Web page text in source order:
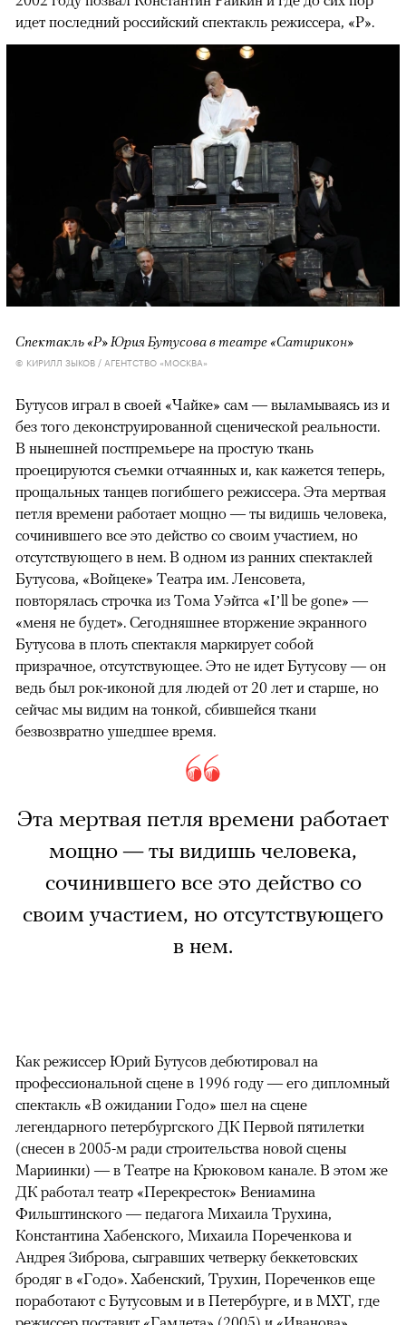
идет последний российский спектакль режиссера, «Р».
Спектакль «Р» Юрия Бутусова в театре «Сатирикон»
© КИРИЛЛ ЗЫКОВ / АГЕНТСТВО «МОСКВА»
Бутусов играл в своей «Чайке» сам — выламываясь из и
без того деконструированной сценической реальности.
В нынешней постпремьере на простую ткань
проецируются съемки отчаянных и, как кажется теперь,
прощальных танцев погибшего режиссера. Эта мертвая
петля времени работает мощно — ты видишь человека,
сочинившего все это действо со своим участием, но
отсутствующего в нем. В одном из ранних спектаклей
Бутусова, «Войцеке» Театра им. Ленсовета,
повторялась строчка из Тома Уэйтса «I’ll be gone» —
«меня не будет». Сегодняшнее вторжение экранного
Бутусова в плоть спектакля маркирует собой
призрачное, отсутствующее. Это не идет Бутусову — он
ведь был рок-иконой для людей от 20 лет и старше, но
сейчас мы видим на тонкой, сбившейся ткани
безвозвратно ушедшее время.
Эта мертвая петля времени работает
мощно — ты видишь человека,
сочинившего все это действо со
своим участием, но отсутствующего
в нем.
Как режиссер Юрий Бутусов дебютировал на
профессиональной сцене в 1996 году — его дипломный
спектакль «В ожидании Годо» шел на сцене
легендарного петербургского ДК Первой пятилетки
(снесен в 2005-м ради строительства новой сцены
Мариинки) — в Театре на Крюковом канале. В этом же
ДК работал театр «Перекресток» Вениамина
Фильштинского — педагога Михаила Трухина,
Константина Хабенского, Михаила Пореченкова и
Андрея Зиброва, сыгравших четверку беккетовских
бродяг в «Годо». Хабенский, Трухин, Пореченков еще
поработают с Бутусовым и в Петербурге, и в МХТ, где